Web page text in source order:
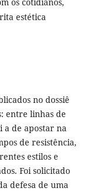
estética
no dossiê
entre linhas de
a de apostar na
de resistência,
estilos e
Foi solicitado
defesa de uma